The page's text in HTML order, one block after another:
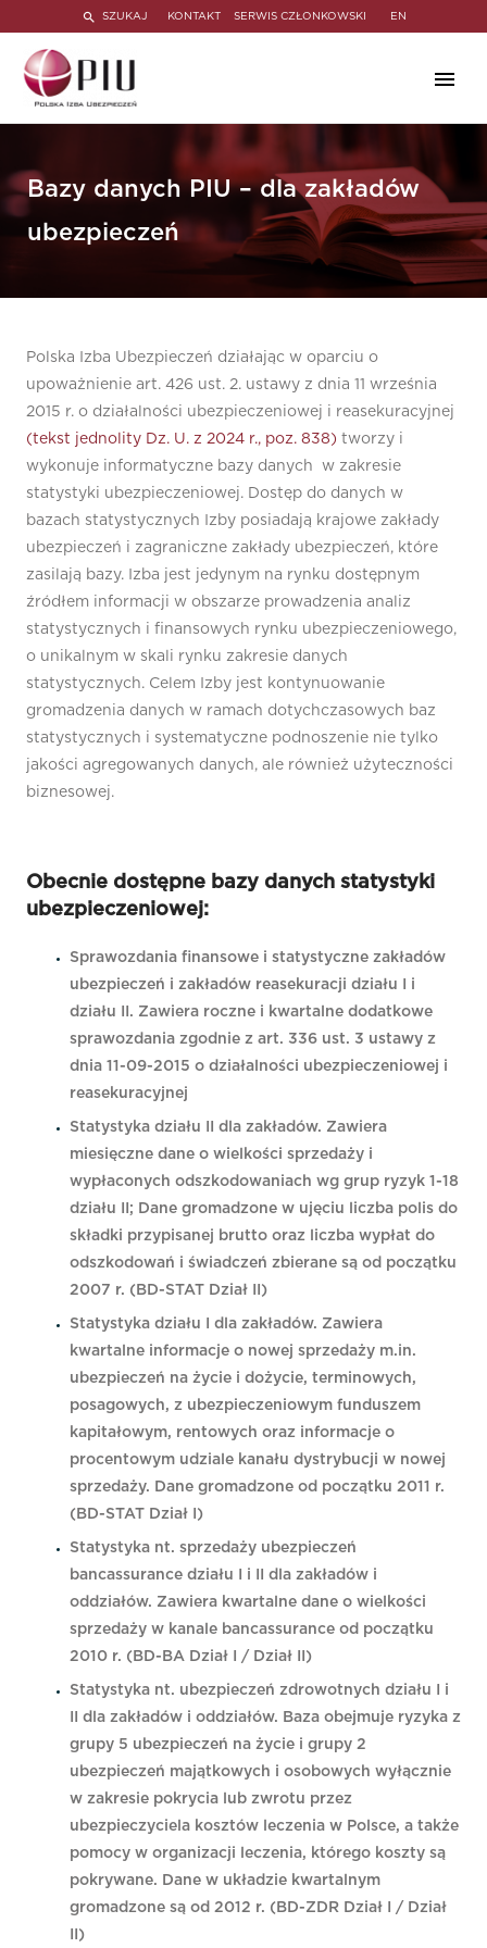
SZUKAJ KONTAKT SERWIS CZŁONKOWSKI EN
Bazy danych PIU – dla zakładów
ubezpieczeń
Polska Izba Ubezpieczeń działając w oparciu o
upoważnienie art. 426 ust. 2. ustawy z dnia 11 września
2015 r. o działalności ubezpieczeniowej i reasekuracyjnej
(tekst jednolity Dz. U. z 2024 r., poz. 838) tworzy i
wykonuje informatyczne bazy danych w zakresie
statystyki ubezpieczeniowej. Dostęp do danych w
bazach statystycznych Izby posiadają krajowe zakłady
ubezpieczeń i zagraniczne zakłady ubezpieczeń, które
zasilają bazy. Izba jest jedynym na rynku dostępnym
źródłem informacji w obszarze prowadzenia analiz
statystycznych i finansowych rynku ubezpieczeniowego,
o unikalnym w skali rynku zakresie danych
statystycznych. Celem Izby jest kontynuowanie
gromadzenia danych w ramach dotychczasowych baz
statystycznych i systematyczne podnoszenie nie tylko
jakości agregowanych danych, ale również użyteczności
biznesowej.
Obecnie dostępne bazy danych statystyki
ubezpieczeniowej:
Sprawozdania finansowe i statystyczne zakładów
ubezpieczeń i zakładów reasekuracji działu I i
działu II. Zawiera roczne i kwartalne dodatkowe
sprawozdania zgodnie z art. 336 ust. 3 ustawy z
dnia 11-09-2015 o działalności ubezpieczeniowej i
reasekuracyjnej
Statystyka działu II dla zakładów. Zawiera
miesięczne dane o wielkości sprzedaży i
wypłaconych odszkodowaniach wg grup ryzyk 1-18
działu II; Dane gromadzone w ujęciu liczba polis do
składki przypisanej brutto oraz liczba wypłat do
odszkodowań i świadczeń zbierane są od początku
2007 r. (BD-STAT Dział II)
Statystyka działu I dla zakładów. Zawiera
kwartalne informacje o nowej sprzedaży m.in.
ubezpieczeń na życie i dożycie, terminowych,
posagowych, z ubezpieczeniowym funduszem
kapitałowym, rentowych oraz informacje o
procentowym udziale kanału dystrybucji w nowej
sprzedaży. Dane gromadzone od początku 2011 r.
(BD-STAT Dział I)
Statystyka nt. sprzedaży ubezpieczeń
bancassurance działu I i II dla zakładów i
oddziałów. Zawiera kwartalne dane o wielkości
sprzedaży w kanale bancassurance od początku
2010 r. (BD-BA Dział I / Dział II)
Statystyka nt. ubezpieczeń zdrowotnych działu I i
II dla zakładów i oddziałów. Baza obejmuje ryzyka z
grupy 5 ubezpieczeń na życie i grupy 2
ubezpieczeń majątkowych i osobowych wyłącznie
w zakresie pokrycia lub zwrotu przez
ubezpieczyciela kosztów leczenia w Polsce, a także
pomocy w organizacji leczenia, którego koszty są
pokrywane. Dane w układzie kwartalnym
gromadzone są od 2012 r. (BD-ZDR Dział I / Dział
II)